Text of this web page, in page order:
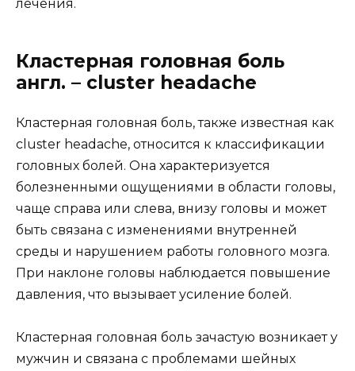
лечения.
Кластерная головная боль
англ. – cluster headache
Кластерная головная боль, также известная как
cluster headache, относится к классификации
головных болей. Она характеризуется
болезненными ощущениями в области головы,
чаще справа или слева, внизу головы и может
быть связана с изменениями внутренней
среды и нарушением работы головного мозга.
При наклоне головы наблюдается повышение
давления, что вызывает усиление болей.
Кластерная головная боль зачастую возникает у
мужчин и связана с проблемами шейных